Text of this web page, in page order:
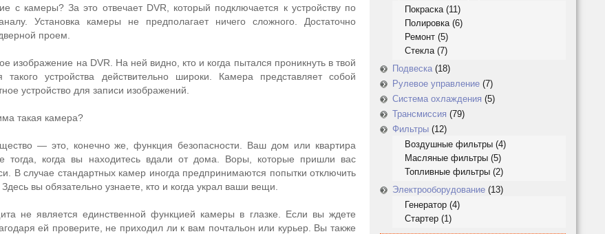
с камеры? За это отвечает DVR, который подключается к устройству по
Установка камеры не предполагает ничего сложного. Достаточно
проем.
изображение на DVR. На ней видно, кто и когда пытался проникнуть в твой
устройства действительно широки. Камера представляет собой
устройство для записи изображений.
такая камера?
— это, конечно же, функция безопасности. Ваш дом или квартира
тогда, когда вы находитесь вдали от дома. Воры, которые пришли вас
В случае стандартных камер иногда предпринимаются попытки отключить
вы обязательно узнаете, кто и когда украл ваши вещи.
не является единственной функцией камеры в глазке. Если вы ждете
ей проверите, не приходил ли к вам почтальон или курьер. Вы также
Покраска(11)
Полировка(6)
Ремонт (5)
Стекла(7)
Подвеска (18)
Рулевое управление (7)
Система охлаждения (5)
Трансмиссия (79)
Фильтры (12)
Воздушные фильтры (4)
Масляные фильтры (5)
Топливные фильтры (2)
Электрооборудование (13)
Генератор (4)
Стартер (1)